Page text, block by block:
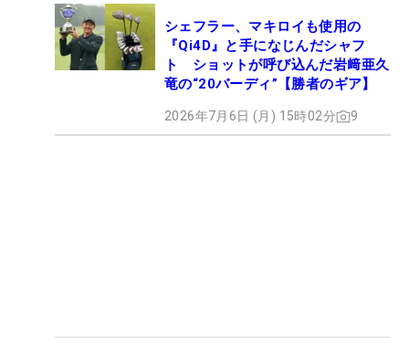
シェフラー、マキロイも使用の
『Qi4D』と手になじんだシャフ
ト ショットが呼び込んだ岩﨑亜久
竜の“20バーディ”【勝者のギア】
2026年7月6日 (月) 15時02分 9